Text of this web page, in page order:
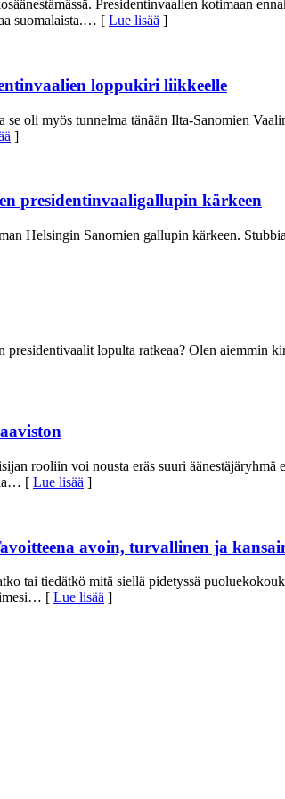
Presidentinvaalien kotimaan
suomalaista.… [ Lue lisää ]
loppukiri liikkeelle
oli myös tunnelma tänään Ilta-Sanomien
]
presidentinvaaligallupin kärkeen
Helsingin Sanomien gallupin kärkeen.
presidentivaalit lopulta ratkeaa? Olen aiemmin
rooliin voi nousta eräs suuri
… [ Lue lisää ]
avoin, turvallinen ja
tai tiedätkö mitä siellä pidetyssä
… [ Lue lisää ]